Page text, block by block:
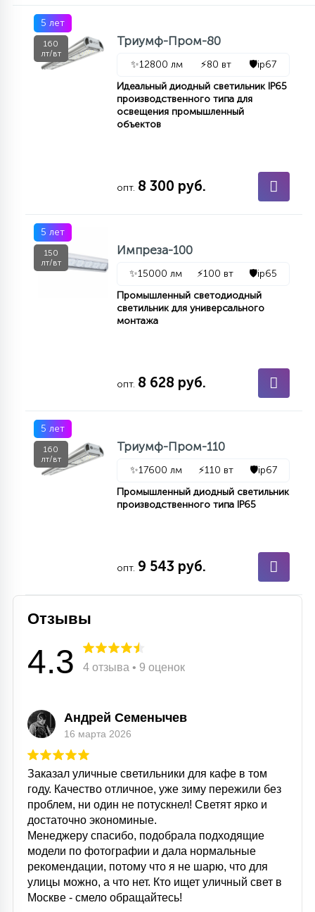
5 лет
160
лт/вт
Триумф-Пром-80
✨12800 лм ⚡80 вт 🛡️ip67
Идеальный диодный светильник IP65
производственного типа для
освещения промышленный
объектов
опт. 8 300 руб.
5 лет
150
лт/вт
Импреза-100
✨15000 лм ⚡100 вт 🛡️ip65
Промышленный светодиодный
светильник для универсального
монтажа
опт. 8 628 руб.
5 лет
160
лт/вт
Триумф-Пром-110
✨17600 лм ⚡110 вт 🛡️ip67
Промышленный диодный светильник
производственного типа IP65
опт. 9 543 руб.
Отзывы
4.3 4 отзыва • 9 оценок
Андрей Семенычев
16 марта 2026
Заказал уличные светильники для кафе в том
году. Качество отличное, уже зиму пережили без
проблем, ни один не потускнел! Светят ярко и
достаточно экономиные.
Менеджеру спасибо, подобрала подходящие
модели по фотографии и дала нормальные
рекомендации, потому что я не шарю, что для
улицы можно, а что нет. Кто ищет уличный свет в
Москве - смело обращайтесь!